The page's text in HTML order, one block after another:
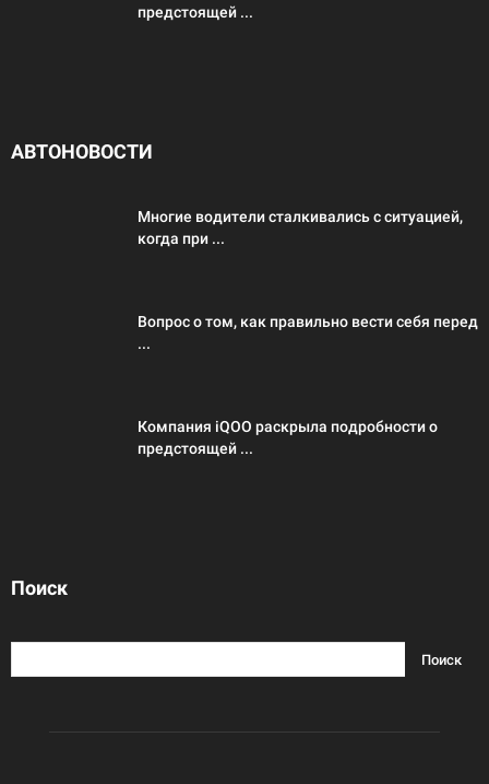
предстоящей ...
АВТОНОВОСТИ
Многие водители сталкивались с ситуацией,
когда при ...
Вопрос о том, как правильно вести себя перед
...
Компания iQOO раскрыла подробности о
предстоящей ...
Поиск